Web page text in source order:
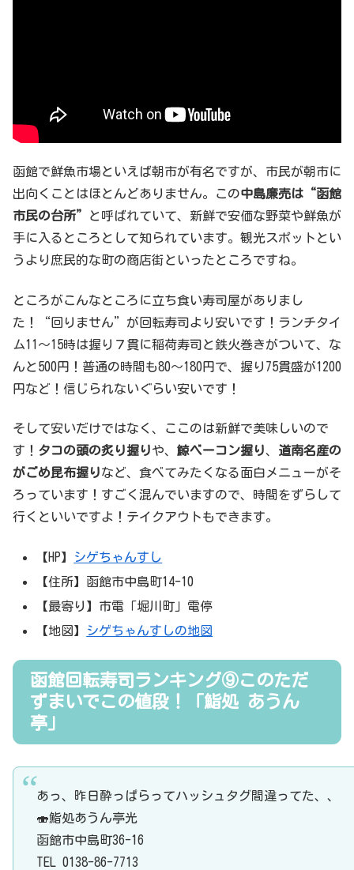
函館で鮮魚市場といえば朝市が有名ですが、市民が朝市に
出向くことはほとんどありません。この中島廉売は“函館
市民の台所”
と呼ばれていて、新鮮で安価な野菜や鮮魚が
手に入るところとして知られています。観光スポットとい
うより庶民的な町の商店街といったところですね。
ところがこんなところに立ち食い寿司屋がありまし
た！“回りません”が回転寿司より安いです！ランチタイ
ム11～15時は握り７貫に稲荷寿司と鉄火巻きがついて、な
んと500円！普通の時間も80～180円で、握り75貫盛が1200
円など！信じられないぐらい安いです！
そして安いだけではなく、ここのは新鮮で美味しいので
す！ タコの頭の炙り握りや、 鯨ベーコン握り、 道南名産の
がごめ昆布握りなど、食べてみたくなる面白メニューがそ
ろっています！すごく混んでいますので、時間をずらして
行くといいですよ！テイクアウトもできます。
【HP】
シゲちゃんすし
【住所】函館市中島町14-10
【最寄り】市電「堀川町」電停
【地図】
シゲちゃんすしの地図
函館回転寿司ランキング⑨このただ
ずまいでこの値段！「鮨処 あうん
亭」
あっ、昨日酔っぱらってハッシュタグ間違ってた、、
🍣鮨処あうん亭光
函館市中島町36-16
TEL 0138-86-7713